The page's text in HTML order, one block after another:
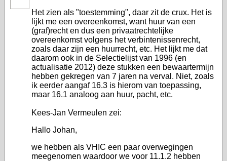
Het zien als "toestemming", daar zit de crux. Het is
lijkt me een overeenkomst, want huur van een
(graf)recht en dus een privaatrechtelijke
overeenkomst volgens het verbintenissenrecht,
zoals daar zijn een huurrecht, etc. Het lijkt me dat
daarom ook in de Selectielijst van 1996 (en
actualisatie 2012) deze stukken een bewaartermijn
hebben gekregen van 7 jaren na verval. Niet, zoals
ik eerder aangaf 16.3 is hierom van toepassing,
maar 16.1 analoog aan huur, pacht, etc.
Kees-Jan Vermeulen zei:
Hallo Johan,
we hebben als VHIC een paar overwegingen
meegenomen waardoor we voor 11.1.2 hebben